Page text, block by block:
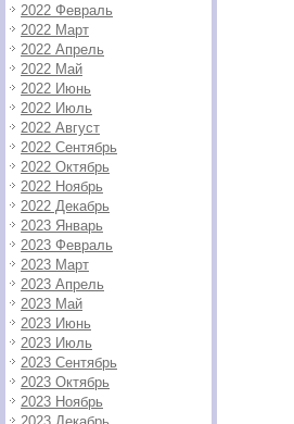
2022 Февраль
2022 Март
2022 Апрель
2022 Май
2022 Июнь
2022 Июль
2022 Август
2022 Сентябрь
2022 Октябрь
2022 Ноябрь
2022 Декабрь
2023 Январь
2023 Февраль
2023 Март
2023 Апрель
2023 Май
2023 Июнь
2023 Июль
2023 Сентябрь
2023 Октябрь
2023 Ноябрь